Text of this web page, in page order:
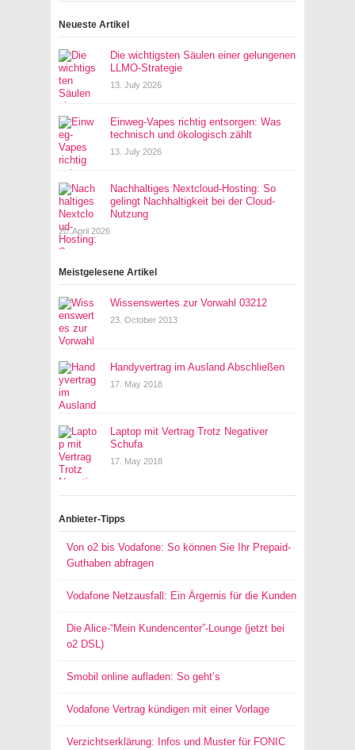
Neueste Artikel
Die wichtigsten Säulen einer gelungenen
LLMO-Strategie
13. July 2026
Einweg-Vapes richtig entsorgen: Was
technisch und ökologisch zählt
13. July 2026
Nachhaltiges Nextcloud-Hosting: So
gelingt Nachhaltigkeit bei der Cloud-
Nutzung
20. April 2026
Meistgelesene Artikel
Wissenswertes zur Vorwahl 03212
23. October 2013
Handyvertrag im Ausland Abschließen
17. May 2018
Laptop mit Vertrag Trotz Negativer
Schufa
17. May 2018
Anbieter-Tipps
Von o2 bis Vodafone: So können Sie Ihr Prepaid-
Guthaben abfragen
Vodafone Netzausfall: Ein Ärgernis für die Kunden
Die Alice-“Mein Kundencenter”-Lounge (jetzt bei
o2 DSL)
Smobil online aufladen: So geht’s
Vodafone Vertrag kündigen mit einer Vorlage
Verzichtserklärung: Infos und Muster für FONIC